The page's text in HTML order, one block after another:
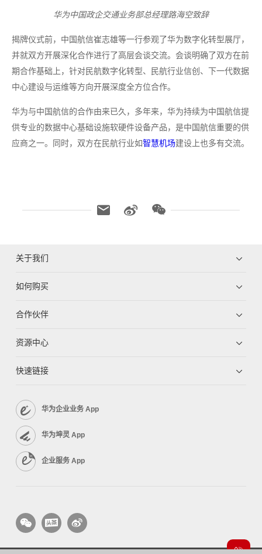
华为中国政企交通业务部总经理路海空致辞
揭牌仪式前，中国航信崔志雄等一行参观了华为数字化转型展厅，
并就双方开展深化合作进行了高层会谈交流。会谈明确了双方在前
期合作基础上，针对民航数字化转型、民航行业信创、下一代数据
中心建设与运维等方向开展深度全方位合作。
华为与中国航信的合作由来已久，多年来，华为持续为中国航信提
供专业的数据中心基础设施软硬件设备产品，是中国航信重要的供
应商之一。同时，双方在民航行业如智慧机场建设上也多有交流。
关于我们
如何购买
合作伙伴
资源中心
快速链接
华为企业业务 App
华为坤灵 App
企业服务 App